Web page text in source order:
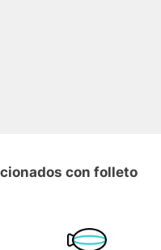
con folleto